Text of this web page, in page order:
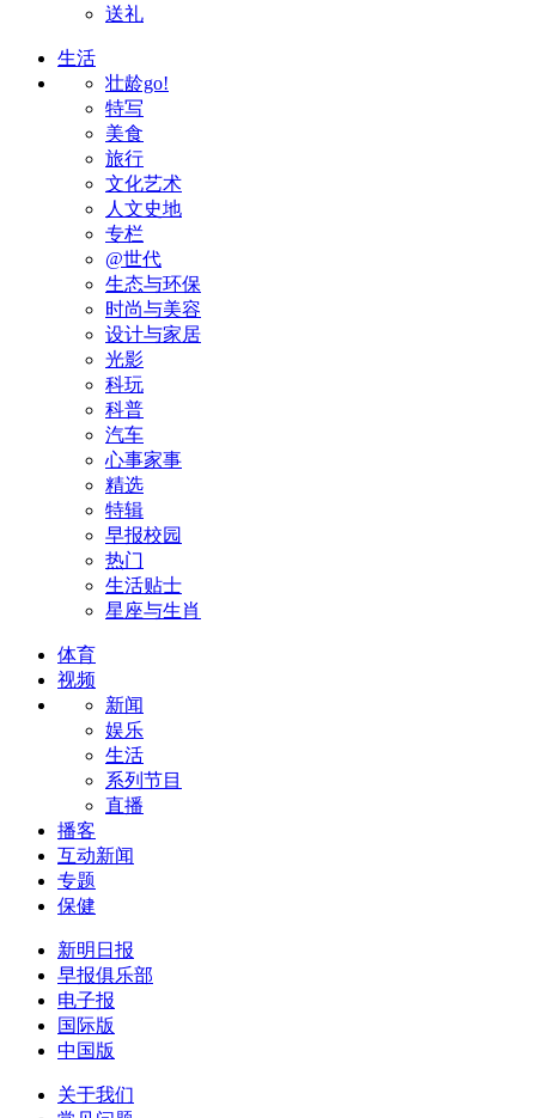
送礼
生活
壮龄go!
特写
美食
旅行
文化艺术
人文史地
专栏
@世代
生态与环保
时尚与美容
设计与家居
光影
科玩
科普
汽车
心事家事
精选
特辑
早报校园
热门
生活贴士
星座与生肖
体育
视频
新闻
娱乐
生活
系列节目
直播
播客
互动新闻
专题
保健
新明日报
早报俱乐部
电子报
国际版
中国版
关于我们